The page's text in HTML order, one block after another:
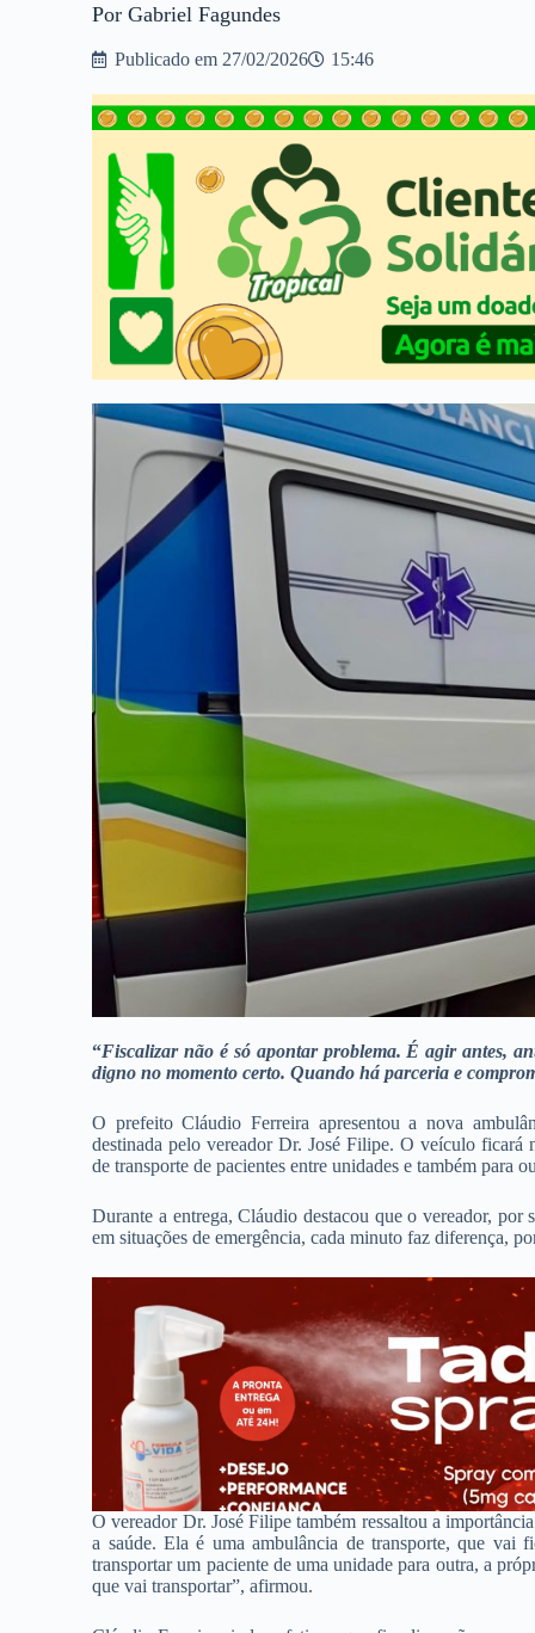
Por Gabriel Fagundes
Publicado em 27/02/2026 15:46
“Fiscalizar não é só apontar problema. É agir antes,
digno no momento certo. Quando há parceria e
O prefeito Cláudio Ferreira apresentou a nova
destinada pelo vereador Dr. José Filipe. O veículo ficará
de transporte de pacientes entre unidades e também para
Durante a entrega, Cláudio destacou que o vereador, por
em situações de emergência, cada minuto faz diferença,
O vereador Dr. José Filipe também ressaltou a
a saúde. Ela é uma ambulância de transporte, que vai
transportar um paciente de uma unidade para outra, a
que vai transportar”, afirmou.